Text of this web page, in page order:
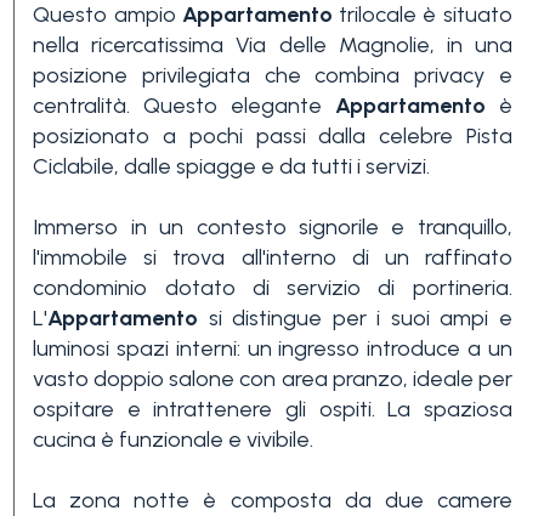
Questo ampio Appartamento trilocale è situato
nella ricercatissima Via delle Magnolie, in una
posizione privilegiata che combina privacy e
centralità. Questo elegante Appartamento è
posizionato a pochi passi dalla celebre Pista
Ciclabile, dalle spiagge e da tutti i servizi.
Immerso in un contesto signorile e tranquillo,
l'immobile si trova all'interno di un raffinato
condominio dotato di servizio di portineria.
L'Appartamento si distingue per i suoi ampi e
luminosi spazi interni: un ingresso introduce a un
vasto doppio salone con area pranzo, ideale per
ospitare e intrattenere gli ospiti. La spaziosa
cucina è funzionale e vivibile.
La zona notte è composta da due camere
Camere
minime
Qualsiasi
1
2
3+